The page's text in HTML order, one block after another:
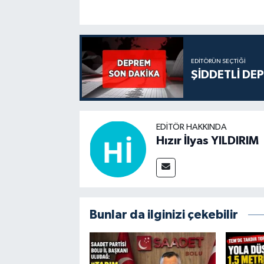
EDITÖRÜN SEÇTIĞI
ŞİDDETLİ
EDITÖR HAKKINDA
Hızır İlyas YILDIRIM
Bunlar da ilginizi çekebilir